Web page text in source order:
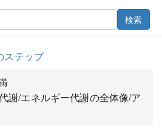
検索
ステップ
謝/エネルギー代謝の全体像/ア